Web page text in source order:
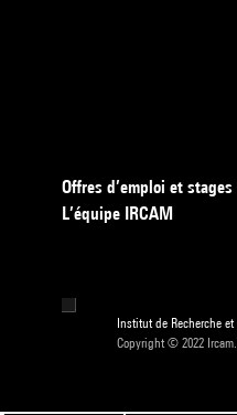
Offres d’emploi et stages
L’équipe IRCAM
Institut de Recherche
Copyright © 2022